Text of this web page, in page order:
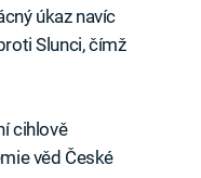
úkaz navíc
Slunci, čímž
cihlově
věd České